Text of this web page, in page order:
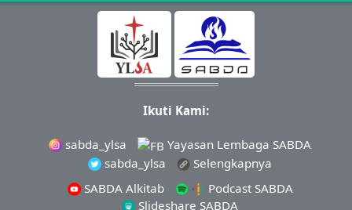
Ikuti Kami:
sabda_ylsa
Yayasan Lembaga SABDA
sabda_ylsa
Selengkapnya
SABDA Alkitab
Podcast SABDA
Slideshare SABDA